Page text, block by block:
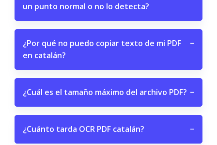
un punto normal o no lo detecta?
¿Por qué no puedo copiar texto de mi PDF
en catalán?
−
¿Cuál es el tamaño máximo del archivo PDF? −
¿Cuánto tarda OCR PDF catalán? −